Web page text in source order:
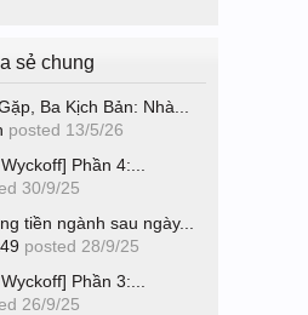
sẻ chung
Ba Kịch Bản: Nhà...
posted 13/5/26
Phần 4:...
30/9/25
tiền ngành sau ngày...
posted 28/9/25
Phần 3:...
26/9/25